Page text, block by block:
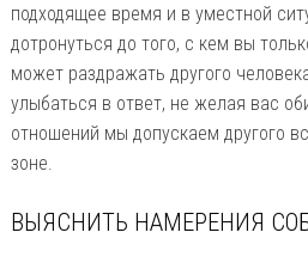
подходящее время и в уместной
дотронуться до того, с кем вы
может раздражать другого
улыбаться в ответ, не желая вас
отношений мы допускаем другого
зоне.
ВЫЯСНИТЬ НАМЕРЕНИЯ